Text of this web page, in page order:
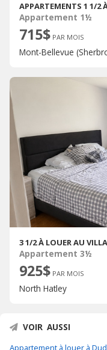
APPARTEMENTS 1 1/2
Appartement 1½
715$ PAR MOIS
Mont-Bellevue
3 1/2 À LOUER AU
Appartement 3½
925$ PAR MOIS
North Hatley
VOIR AUSSI
Appartement à louer à